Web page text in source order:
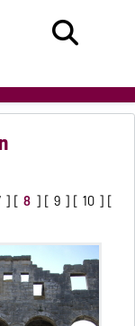
] [ 8 ] [ 9 ] [ 10 ] [